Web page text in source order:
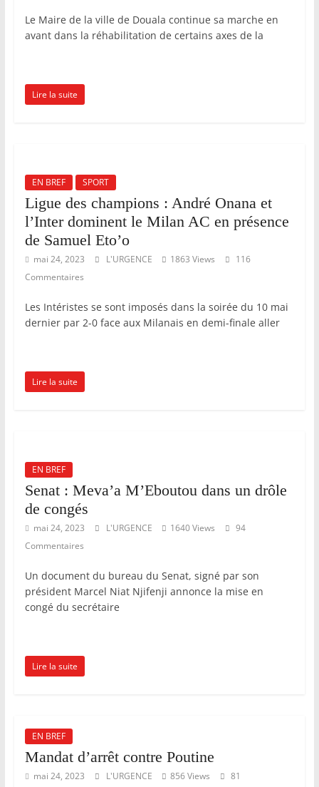
Le Maire de la ville de Douala continue sa marche en
avant dans la réhabilitation de certains axes de la
Lire la suite
EN BREF SPORT
Ligue des champions : André Onana et
l’Inter dominent le Milan AC en présence
de Samuel Eto’o
mai 24, 2023 L'URGENCE 1863 Views
116
Commentaires
Les Intéristes se sont imposés dans la soirée du 10 mai
dernier par 2-0 face aux Milanais en demi-finale aller
Lire la suite
EN BREF
Senat : Meva’a M’Eboutou dans un drôle
de congés
mai 24, 2023 L'URGENCE 1640 Views
94
Commentaires
Un document du bureau du Senat, signé par son
président Marcel Niat Njifenji annonce la mise en
congé du secrétaire
Lire la suite
EN BREF
Mandat d’arrêt contre Poutine
mai 24, 2023 L'URGENCE 856 Views
81